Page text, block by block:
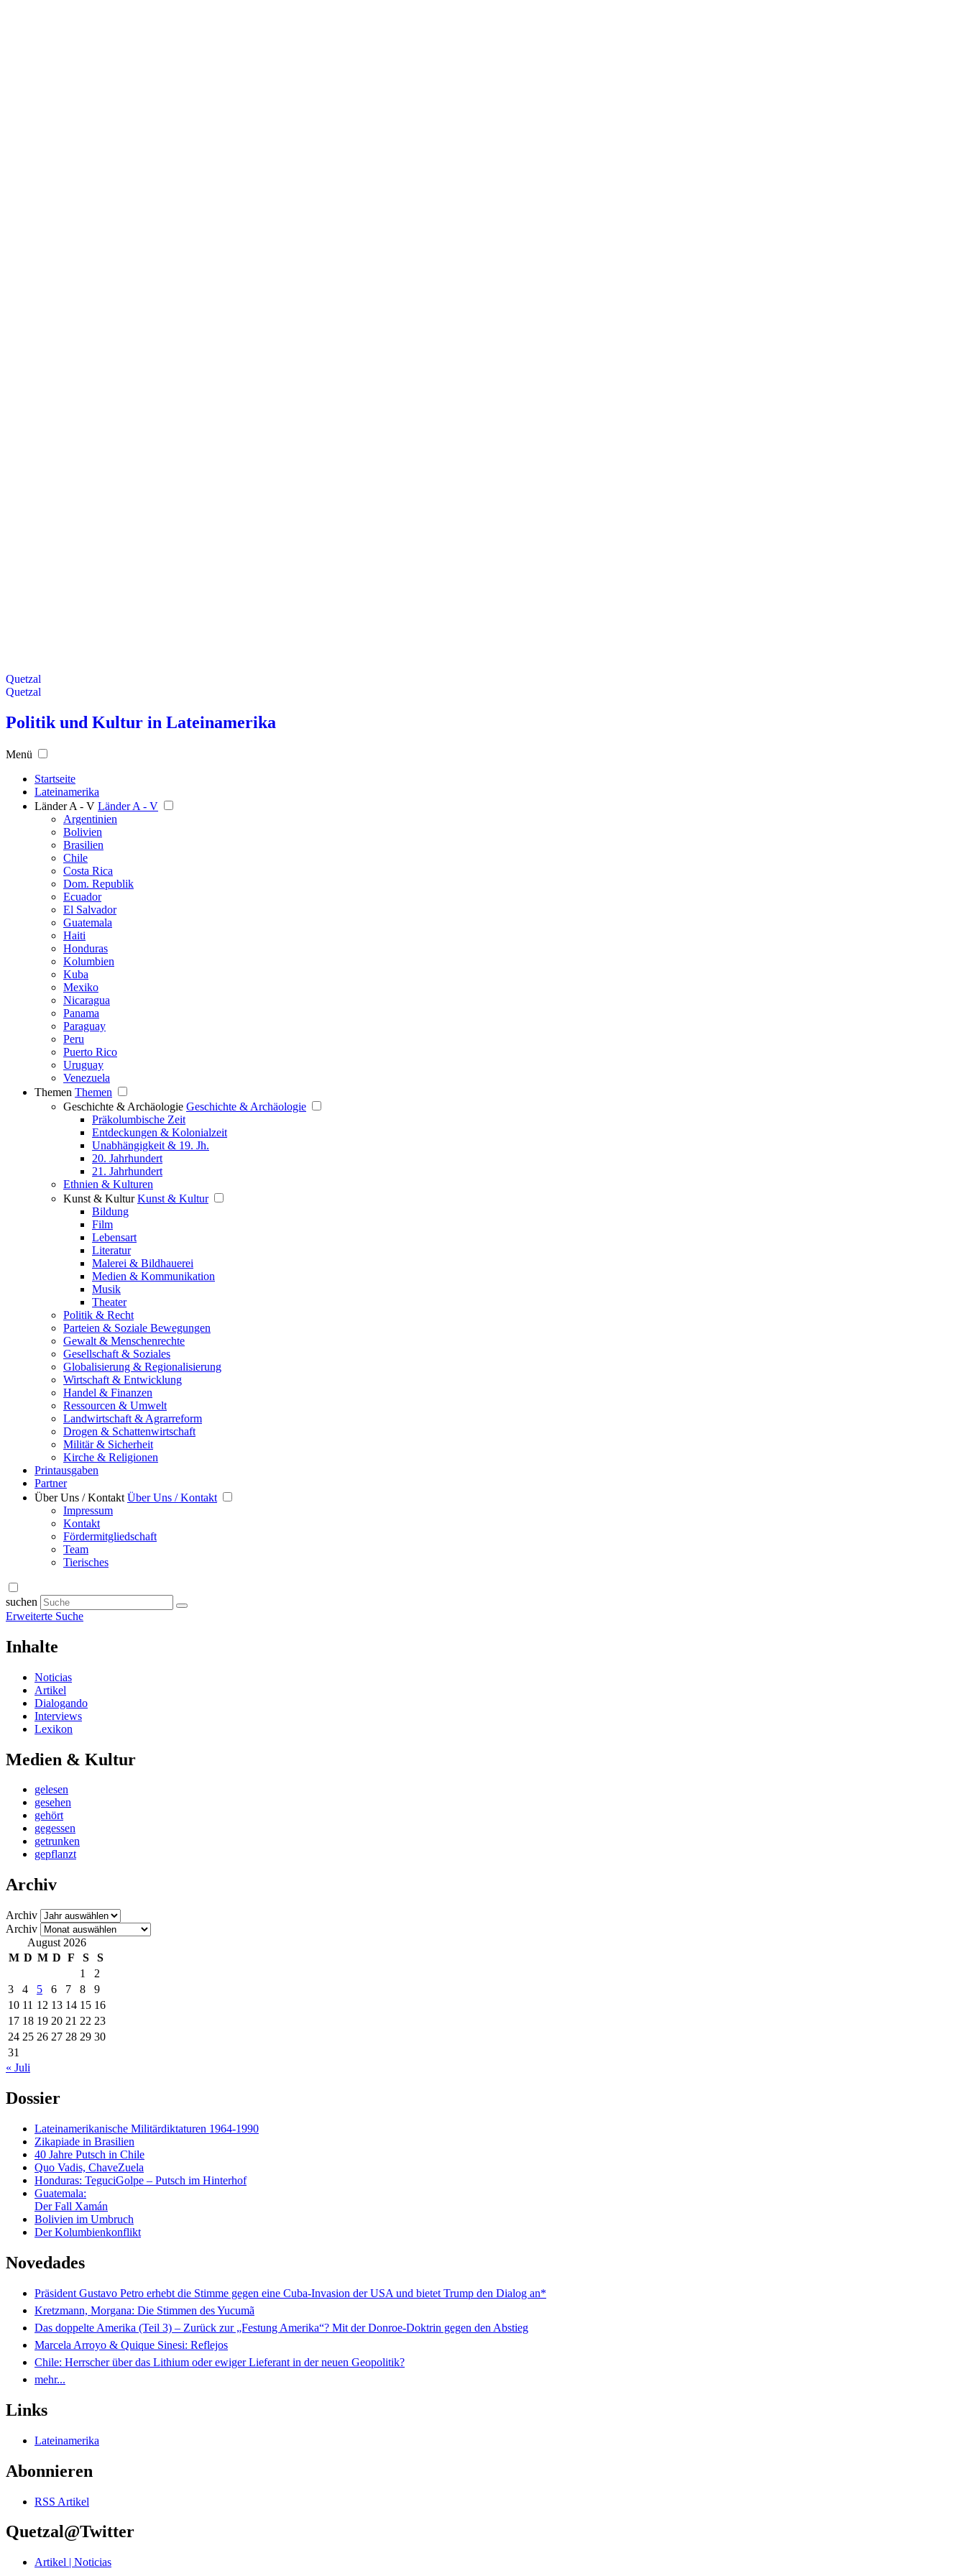
Quetzal
Quetzal
Politik und Kultur in Lateinamerika
Menü
Startseite
Lateinamerika
Länder A - V Länder A - V
Argentinien
Bolivien
Brasilien
Chile
Costa Rica
Dom. Republik
Ecuador
El Salvador
Guatemala
Haiti
Honduras
Kolumbien
Kuba
Mexiko
Nicaragua
Panama
Paraguay
Peru
Puerto Rico
Uruguay
Venezuela
Themen Themen
Geschichte & Archäologie Geschichte & Archäologie
Präkolumbische Zeit
Entdeckungen & Kolonialzeit
Unabhängigkeit & 19. Jh.
20. Jahrhundert
21. Jahrhundert
Ethnien & Kulturen
Kunst & Kultur Kunst & Kultur
Bildung
Film
Lebensart
Literatur
Malerei & Bildhauerei
Medien & Kommunikation
Musik
Theater
Politik & Recht
Parteien & Soziale Bewegungen
Gewalt & Menschenrechte
Gesellschaft & Soziales
Globalisierung & Regionalisierung
Wirtschaft & Entwicklung
Handel & Finanzen
Ressourcen & Umwelt
Landwirtschaft & Agrarreform
Drogen & Schattenwirtschaft
Militär & Sicherheit
Kirche & Religionen
Printausgaben
Partner
Über Uns / Kontakt Über Uns / Kontakt
Impressum
Kontakt
Fördermitgliedschaft
Team
Tierisches
suchen
Erweiterte Suche
Inhalte
Noticias
Artikel
Dialogando
Interviews
Lexikon
Medien & Kultur
gelesen
gesehen
gehört
gegessen
getrunken
gepflanzt
Archiv
Archiv
Archiv
August 2026
M D M D F S
S
1
2
3
4 5 6 7 8
9
10 11 12 13 14 15 16
17 18 19 20 21 22 23
24 25 26 27 28 29 30
31
« Juli
Dossier
Lateinamerikanische Militärdiktaturen 1964-1990
Zikapiade in Brasilien
40 Jahre Putsch in Chile
Quo Vadis, ChaveZuela
Honduras: TeguciGolpe – Putsch im Hinterhof
Guatemala:
Der Fall Xamán
Bolivien im Umbruch
Der Kolumbienkonflikt
Novedades
Präsident Gustavo Petro erhebt die Stimme gegen eine Cuba-Invasion der USA und bietet Trump den Dialog an*
Kretzmann, Morgana: Die Stimmen des Yucumã
Das doppelte Amerika (Teil 3) – Zurück zur „Festung Amerika“? Mit der Donroe-Doktrin gegen den Abstieg
Marcela Arroyo & Quique Sinesi: Reflejos
Chile: Herrscher über das Lithium oder ewiger Lieferant in der neuen Geopolitik?
mehr...
Links
Lateinamerika
Abonnieren
RSS Artikel
Quetzal@Twitter
Artikel | Noticias